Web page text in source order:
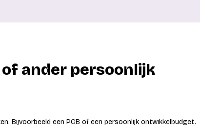
of ander persoonlijk
Bijvoorbeeld een PGB of een persoonlijk ontwikkelbudget.